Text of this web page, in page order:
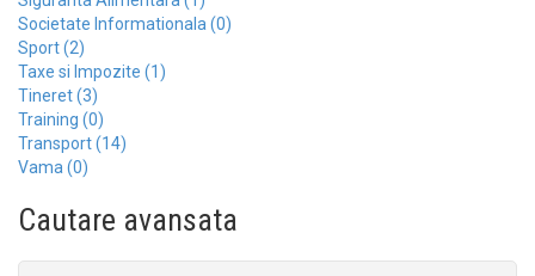
Societate Informationala (0)
Sport (2)
Taxe si Impozite (1)
Tineret (3)
Training (0)
Transport (14)
Vama (0)
Cautare avansata